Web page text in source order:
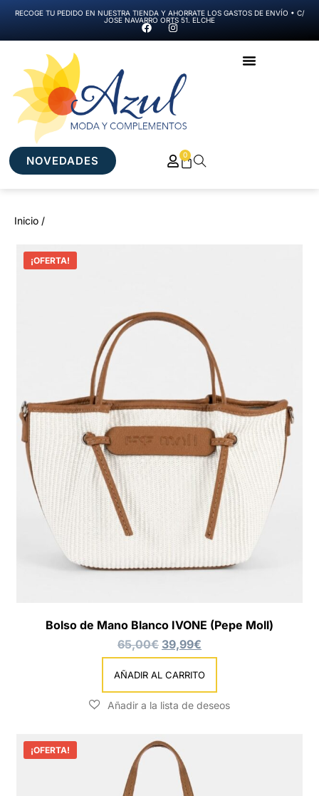
RECOGE TU PEDIDO EN NUESTRA TIENDA Y AHORRATE LOS GASTOS DE ENVÍO • C/
JOSE NAVARRO ORTS 51. ELCHE
NOVEDADES 0
Inicio /
¡OFERTA!
Bolso de Mano Blanco IVONE (Pepe Moll)
65,00€ 39,99€
AÑADIR AL CARRITO
¡OFERTA!